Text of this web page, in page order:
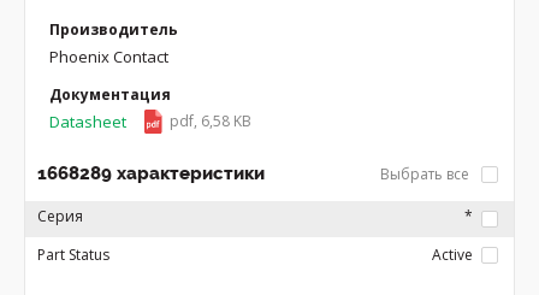
Производитель
Phoenix Contact
Документация
Datasheet pdf, 6,58 KB
1668289 характеристики Выбрать все
Серия
*
Part Status
Active